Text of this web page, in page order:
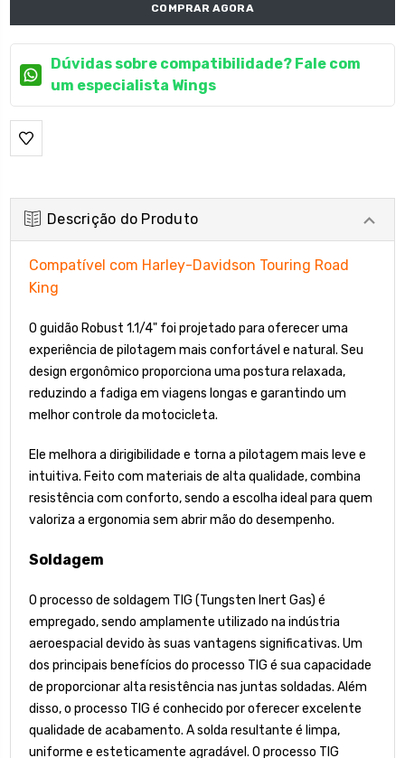
COMPRAR AGORA
Dúvidas sobre compatibilidade? Fale com
um especialista Wings
Descrição do Produto
Compatível com Harley-Davidson Touring Road
King
O guidão Robust 1.1/4" foi projetado para oferecer uma
experiência de pilotagem mais confortável e natural. Seu
design ergonômico proporciona uma postura relaxada,
reduzindo a fadiga em viagens longas e garantindo um
melhor controle da motocicleta.
Ele melhora a dirigibilidade e torna a pilotagem mais leve e
intuitiva. Feito com materiais de alta qualidade, combina
resistência com conforto, sendo a escolha ideal para quem
valoriza a ergonomia sem abrir mão do desempenho.
Soldagem
O processo de soldagem TIG (Tungsten Inert Gas) é
empregado, sendo amplamente utilizado na indústria
aeroespacial devido às suas vantagens significativas. Um
dos principais benefícios do processo TIG é sua capacidade
de proporcionar alta resistência nas juntas soldadas. Além
disso, o processo TIG é conhecido por oferecer excelente
qualidade de acabamento. A solda resultante é limpa,
uniforme e esteticamente agradável. O processo TIG